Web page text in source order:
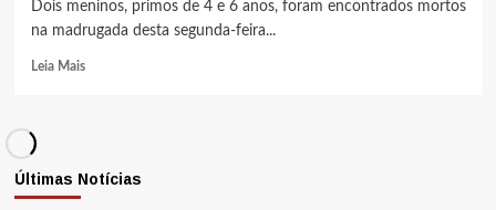
Dois meninos, primos de 4 e 6 anos, foram encontrados mortos
na madrugada desta segunda-feira...
Leia Mais
Últimas Notícias